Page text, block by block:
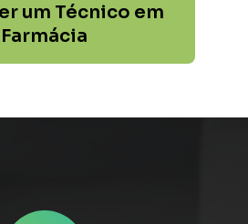
um Técnico em
Farmácia